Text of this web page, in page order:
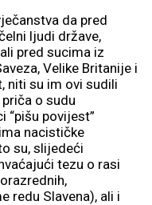
da pred
ljudi države,
pred sucima iz
Velike Britanije i
niti su im ovi sudili
o sudu
“pišu povijest”
nacističke
su, slijedeći
tezu o rasi
redu Slavena), ali i